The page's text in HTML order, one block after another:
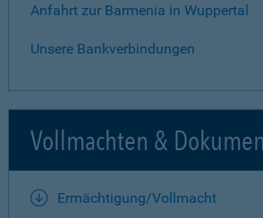
Anfahrt zur Barmenia in Wuppertal
Unsere Bankverbindungen
Vollmachten &
Ermächtigung/Vollmacht